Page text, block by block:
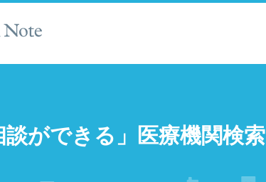
談ができる」医療機関検索